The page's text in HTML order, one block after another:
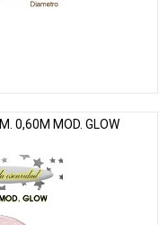
0,60M MOD. GLOW